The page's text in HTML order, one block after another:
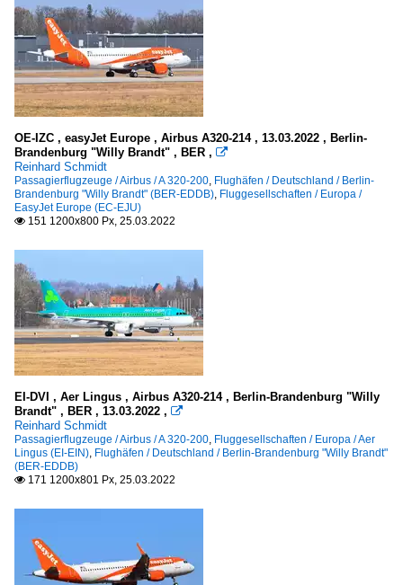
OE-IZC , easyJet Europe , Airbus A320-214 , 13.03.2022 , Berlin-
Brandenburg "Willy Brandt" , BER , 
Reinhard Schmidt
Passagierflugzeuge / Airbus / A 320-200, Flughäfen / Deutschland / Berlin-
Brandenburg "Willy Brandt" (BER-EDDB), Fluggesellschaften / Europa /
EasyJet Europe (EC-EJU)
 151 1200x800 Px, 25.03.2022
EI-DVI , Aer Lingus , Airbus A320-214 , Berlin-Brandenburg "Willy
Brandt" , BER , 13.03.2022 , 
Reinhard Schmidt
Passagierflugzeuge / Airbus / A 320-200, Fluggesellschaften / Europa / Aer
Lingus (EI-EIN), Flughäfen / Deutschland / Berlin-Brandenburg "Willy Brandt"
(BER-EDDB)
 171 1200x801 Px, 25.03.2022